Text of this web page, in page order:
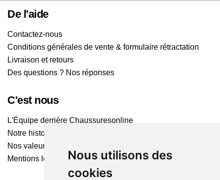
Nous utilisons des
cookies
De l'aide
Contactez-nous
Conditions générales de vente & formulaire rétractation
Livraison et retours
Des questions ? Nos réponses
C'est nous
L'Équipe derrière Chaussuresonline
Notre histoire
Nos valeurs
Mentions légales